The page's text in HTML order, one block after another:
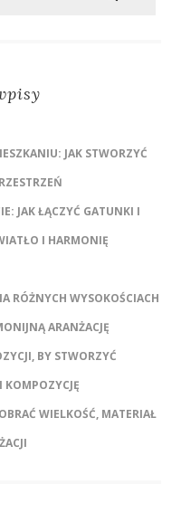
JAK STWORZYĆ
JAK ŁĄCZYĆ GATUNKI I
I HARMONIĘ
RÓŻNYCH WYSOKOŚCIACH
ARANŻACJĘ
BY STWORZYĆ
KOMPOZYCJĘ
WIELKOŚĆ, MATERIAŁ